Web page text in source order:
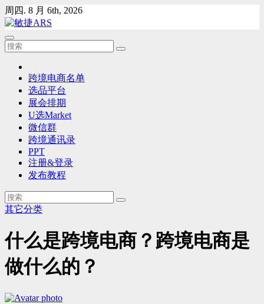
Skip
to
content
周四. 8 月 6th, 2026
跨境电商名单
选品平台
展会排期
U选Market
微信群
跨境通讯录
PPT
注册&登录
发布教程
其它分类
什么是跨境电商？跨境电商是
做什么的？